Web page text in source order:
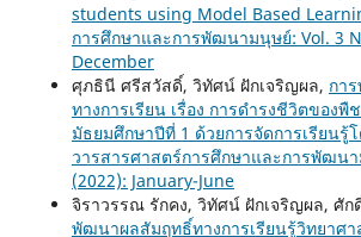
students using Model Based
การศึกษาและการพัฒนามนุษย์: Vol. 3
December
ศุภธินี ศรีสวัสดิ์, วิทัศน์ ฝักเจริญผล, กา
ทางการเรียน เรื่อง การดำรงชีวิตของ
มัธยมศึกษาปีที่ 1 ด้วยการจัดการเรียนรู้
วารสารศาสตร์การศึกษาและการพัฒนา
(2022): January-June
จิราวรรณ รักคง, วิทัศน์ ฝักเจริญผล, ศัก
พัฒนาผลสัมฤทธิ์ทางการเรียนรู้วิทยาศา